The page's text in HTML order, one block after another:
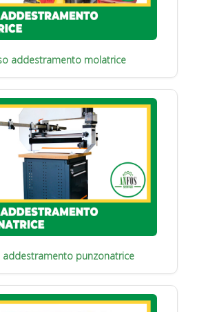
addestramento molatrice
addestramento punzonatrice